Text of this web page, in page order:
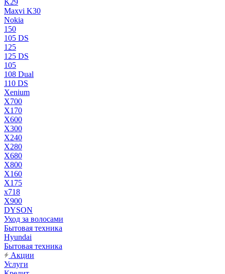
K29
Maxvi K30
Nokia
150
105 DS
125
125 DS
105
108 Dual
110 DS
Xenium
X700
X170
X600
X300
X240
X280
X680
X800
X160
X175
x718
X900
DYSON
Уход за волосами
Бытовая техника
Hyundai
Бытовая техника
Акции
Услуги